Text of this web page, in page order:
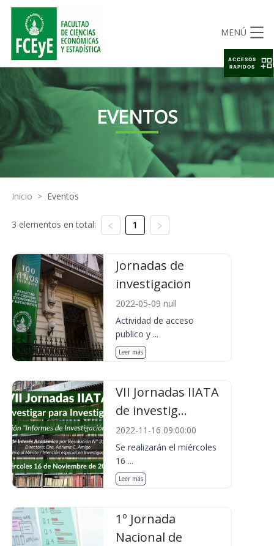
MENÚ
EVENTOS
Inicio > Eventos
3 elementos en total: 1
Jornadas de
investigacion
2022-05-09 null
Actividad de acceso
publico y ...
Leer más
VII Jornadas IIATA
de investig...
2022-11-16 09:00:00
Se realizarán el miércoles
16 ...
Leer más
1º Jornada
Nacional de
ACCESOS
RAPIDOS